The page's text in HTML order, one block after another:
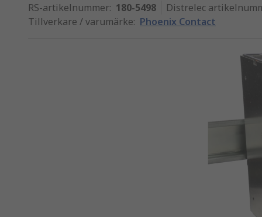
RS-artikelnummer: 180-5498 Distrelec
Tillverkare / varumärke: Phoenix Contact